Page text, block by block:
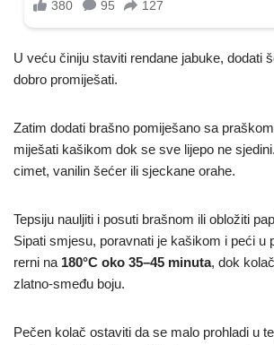
U veću činiju staviti rendane jabuke, dodati
dobro promiješati.
Zatim dodati brašno pomiješano sa
miješati kašikom dok se sve lijepo ne
cimet, vanilin šećer ili sjeckane orahe.
Tepsiju nauljiti i posuti brašnom ili obložiti
Sipati smjesu, poravnati je kašikom i peći u
rerni na 180°C oko 35–45 minuta, dok
zlatno-smeđu boju.
Pečen kolač ostaviti da se malo prohladi u